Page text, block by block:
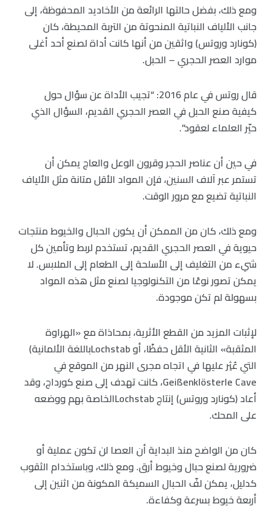
ومع ذلك، بفضل حالتها الرائعة من الأخاديد المحفوظة، إلى
جانب الألياف النباتية المنحوتة من التربة المحيطة، كان
(كونارد وروتس) واثقين من أنها كانت أداة لصنع أحد أغلى
موارد العصر الحجري – الحبل.
قال روتس في عام 2016: “تجيب الأداة عن سؤال حول
كيفية صنع الحبل في العصر الحجري القديم، السؤال الذي
حيّر العلماء لعقود”.
في حين أن عناصر الحجر وقرون الوعل والعاج يمكن أن
تستمر عبر آلاف السنين، فإن المواد الأقل متانة مثل الألياف
النباتية تضيع مع مرور الوقت.
ومع ذلك، كان من الممكن أن يكون الحبال والخيوط منتجات
حيوية في العصر الحجري القديم، تستخدم لربط وتأمين كل
شيء من التغليف إلى الأسلحة إلى الطعام إلى الملابس. لا
يمكن تصور نوعًا من التكنولوجيا لصنع مثل هذه المواد
بسهولة لم تكن موجودة.
لإثبات المزيد من القطع الأثرية، بمحاذاة مع «الهراوة
المثقبة» الثانية الأقل حفظًا، أو Lochstabباللغة الألمانية)
التي عُثِر عليها في اتجاه مجرى النهر من الموقع في
Geißenklösterle Cave، كانت تهدف إلى صنع كورداج، وقد
أعاد (كونارد وروتس) إنتاج Lochstabالخاصة بهم ووضعه
على المحك.
كان من الواضح منذ البداية أن العصا لن تكون عملية أو
ضرورية لصنع حبال وخيوط أرق. ومع ذلك، وباستخدام الثقوب
كدليل، يمكن لفّ الحبال السميكة المكونة من اثنين إلى
أربعة خيوط بسرعة وكفاءة.